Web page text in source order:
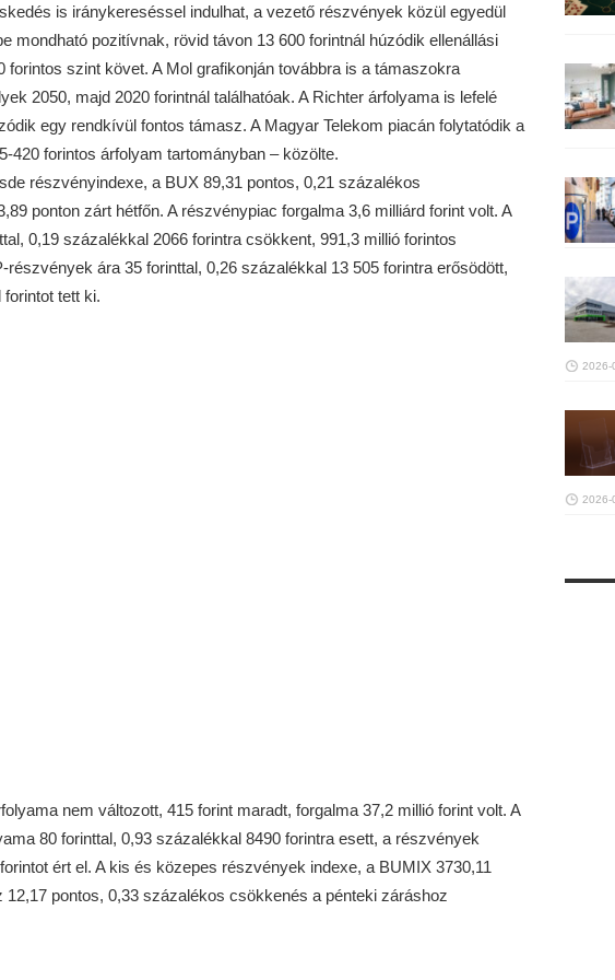
is iránykereséssel indulhat, a vezető részvények közül egyedül
mondható pozitívnak, rövid távon 13 600 forintnál húzódik ellenállási
forintos szint követ. A Mol grafikonján továbbra is a támaszokra
2050, majd 2020 forintnál találhatóak. A Richter árfolyama is lefelé
egy rendkívül fontos támasz. A Magyar Telekom piacán folytatódik a
420 forintos árfolyam tartományban – közölte.
részvényindexe, a BUX 89,31 pontos, 0,21 százalékos
ponton zárt hétfőn. A részvénypiac forgalma 3,6 milliárd forint volt. A
0,19 százalékkal 2066 forintra csökkent, 991,3 millió forintos
részvények ára 35 forinttal, 0,26 százalékkal 13 505 forintra erősödött,
tett ki.
nem változott, 415 forint maradt, forgalma 37,2 millió forint volt. A
80 forinttal, 0,93 százalékkal 8490 forintra esett, a részvények
ért el. A kis és közepes részvények indexe, a BUMIX 3730,11
12,17 pontos, 0,33 százalékos csökkenés a pénteki záráshoz
2026-
2026-